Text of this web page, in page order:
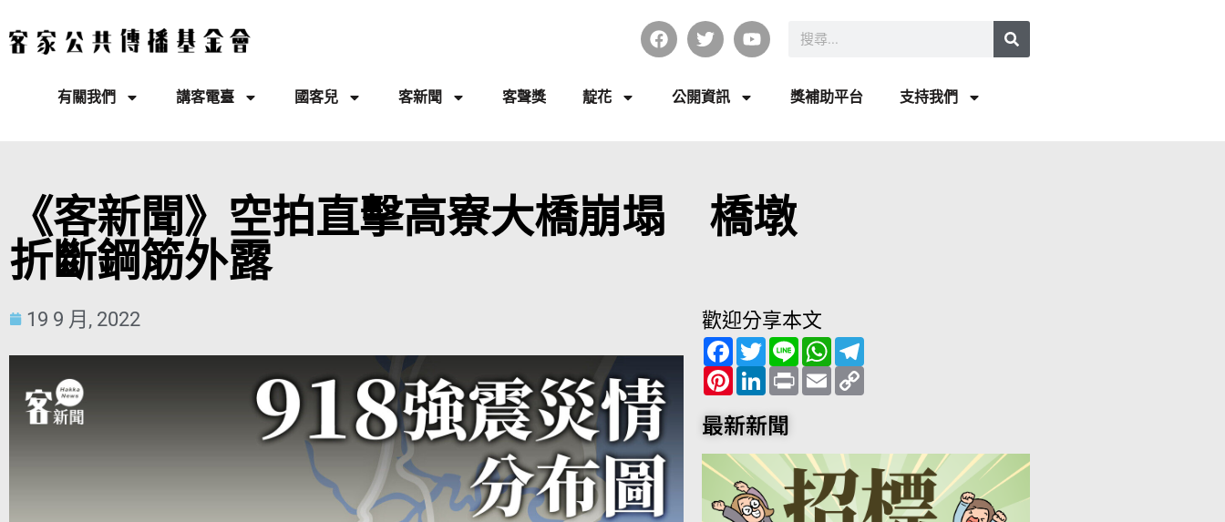
有關我們 講客電臺 國客兒 客新聞 客聲獎 靛花 公開資訊 獎補助平台 支持我們
《客新聞》空拍直擊高寮大橋崩塌 橋墩
折斷鋼筋外露
19 9 月, 2022
歡迎分享本文
F
a
c
e
b
o
o
T
w
i
t
t
e
r
L
i
n
e
W
h
a
t
s
T
e
l
e
g
P
i
n
t
e
e
s
t
L
i
n
k
e
I
n
P
r
i
E
m
a
C
o
p
n
k
最新新聞